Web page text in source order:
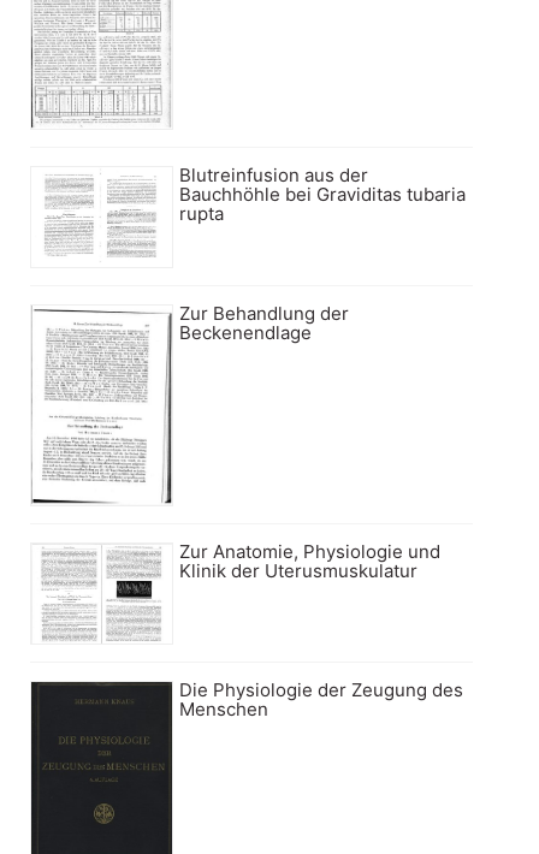
Blutreinfusion aus der
Bauchhöhle bei Graviditas tubaria
rupta
Zur Behandlung der
Beckenendlage
Zur Anatomie, Physiologie und
Klinik der Uterusmuskulatur
Die Physiologie der Zeugung des
Menschen